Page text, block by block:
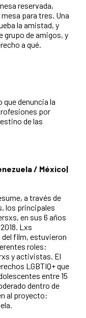
reservada,
para tres. Una
la amistad, y
grupo de amigos, y
a qué.
denuncia la
por
de las
/ México|
a través de
los principales
en sus 6 años
Lxs
del film, estuvieron
roles:
y activistas. El
LGBTIQ+ que
entre 15
dentro de
al proyecto: